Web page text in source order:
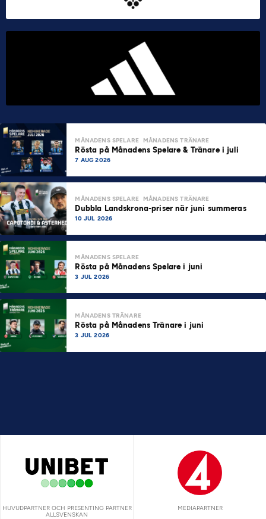
MÅNADENS SPELARE MÅNADENS TRÄNARE
Rösta på Månadens Spelare & Tränare i juli
7 AUG 2026
MÅNADENS SPELARE MÅNADENS TRÄNARE
Dubbla Landskrona-priser när juni summeras
10 JUL 2026
MÅNADENS SPELARE
Rösta på Månadens Spelare i juni
3 JUL 2026
MÅNADENS TRÄNARE
Rösta på Månadens Tränare i juni
3 JUL 2026
HUVUDPARTNER OCH PRESENTING PARTNER
ALLSVENSKAN
MEDIAPARTNER